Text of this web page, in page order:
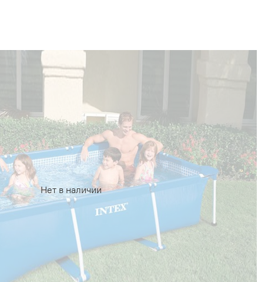
Нет в наличии